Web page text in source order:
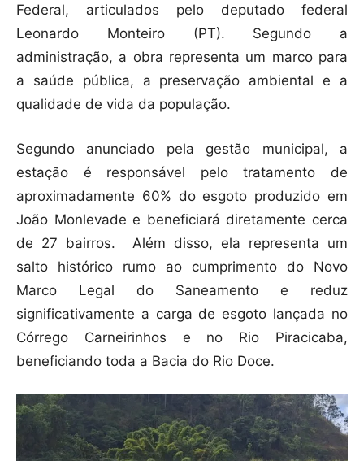
Federal, articulados pelo deputado federal
Leonardo Monteiro (PT). Segundo a
administração, a obra representa um marco para
a saúde pública, a preservação ambiental e a
qualidade de vida da população.
Segundo anunciado pela gestão municipal, a
estação é responsável pelo tratamento de
aproximadamente 60% do esgoto produzido em
João Monlevade e beneficiará diretamente cerca
de 27 bairros. Além disso, ela representa um
salto histórico rumo ao cumprimento do Novo
Marco Legal do Saneamento e reduz
significativamente a carga de esgoto lançada no
Córrego Carneirinhos e no Rio Piracicaba,
beneficiando toda a Bacia do Rio Doce.